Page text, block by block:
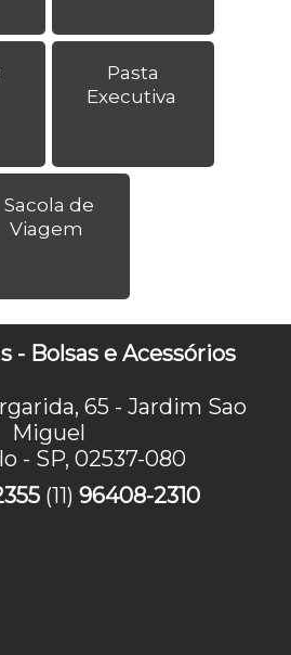
Pasta
Executiva
Sacola de
Viagem
- Bolsas e Acessórios
65 - Jardim Sao
Miguel
- SP, 02537-080
(11) 96408-2310